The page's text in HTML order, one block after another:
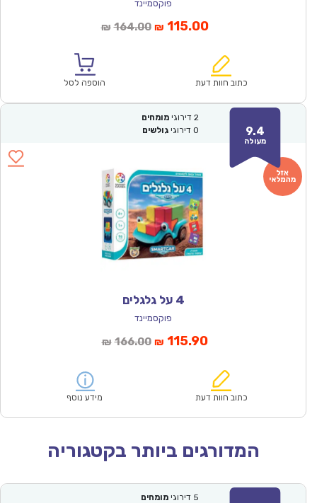
פוקסמיינד
₪ 164.00המחיר
₪164.00.
₪ 115.00המחיר
הוא:
כתוב חוות דעת הוספה לסל
9.4
מעולה
2 דירוגי מומחים
0 דירוגי גולשים
4 על גלגלים
פוקסמיינד
₪ 166.00המחיר
₪166.00.
₪ 115.90המחיר
הוא:
כתוב חוות דעת מידע נוסף
המדורגים ביותר בקטגוריה
5 דירוגי מומחים